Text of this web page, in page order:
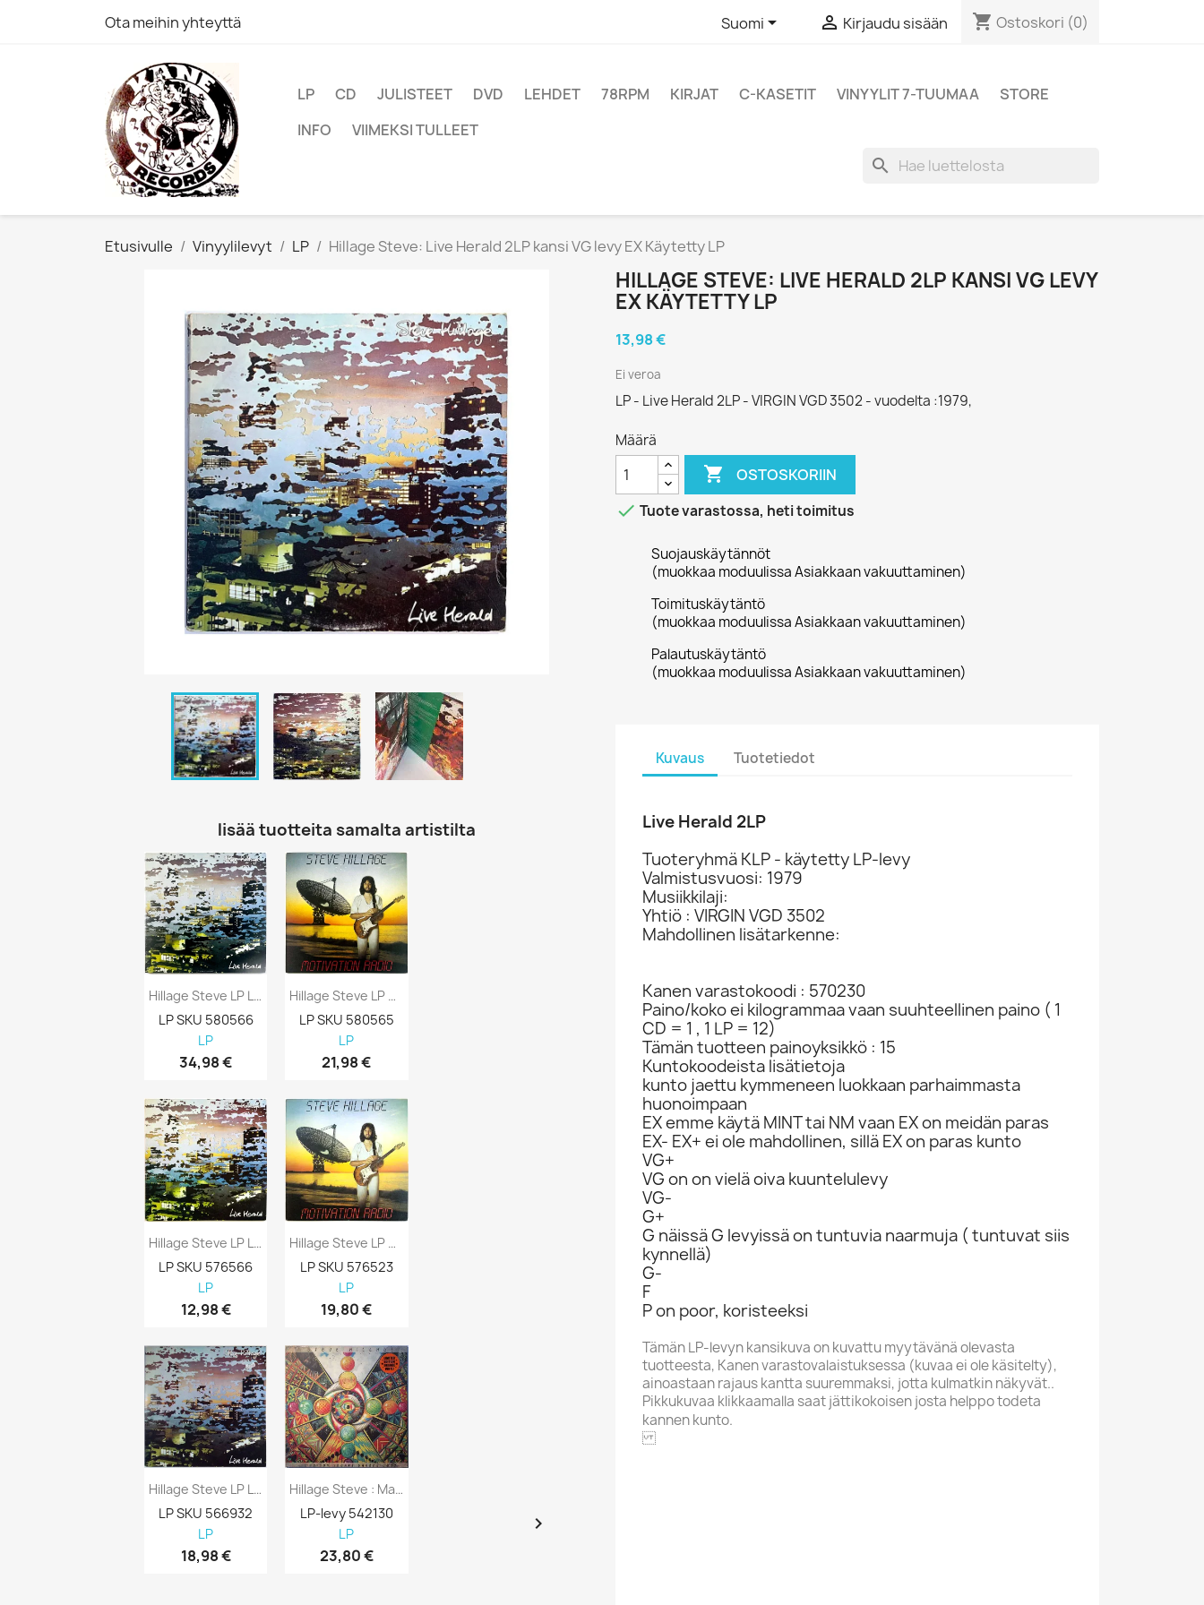
Ota meihin yhteyttä Suomi  Kirjaudu sisään shopping_cart Ostoskori (0)
LP CD JULISTEET DVD LEHDET 78RPM KIRJAT C-KASETIT VINYYLIT 7-TUUMAA
STORE
INFO
VIIMEKSI TULLEET
search
Etusivulle Vinyylilevyt LP Hillage Steve: Live Herald 2LP kansi VG levy EX Käytetty LP
lisää tuotteita samalta artistilta
Hillage Steve LP Live Herald 2LP Kansi EX...
LP SKU 580566
LP
34,98 €
Hillage Steve LP Live Herald 2LP Kansi EX...
LP SKU 576566
LP
12,98 €
Hillage Steve LP Live Herald 2LP Kansi EX...
LP SKU 566932
LP
18,98 €
Hillage Steve LP Motivation Radio Kansi...
LP SKU 580565
LP
21,98 €
Hillage Steve LP Motivation Radio Kansi...
LP SKU 576523
LP
19,80 €
Hillage Steve : Madison Square Garden 1977...
LP-levy 542130
LP
23,80 €
 
HILLAGE STEVE: LIVE HERALD 2LP KANSI VG LEVY
EX KÄYTETTY LP
13,98 €
Ei veroa
LP - Live Herald 2LP - VIRGIN VGD 3502 - vuodelta :1979,
Määrä
 OSTOSKORIIN
 Tuote varastossa, heti toimitus
Suojauskäytännöt
(muokkaa moduulissa Asiakkaan vakuuttaminen)
Toimituskäytäntö
(muokkaa moduulissa Asiakkaan vakuuttaminen)
Palautuskäytäntö
(muokkaa moduulissa Asiakkaan vakuuttaminen)
Kuvaus Tuotetiedot
Live Herald 2LP
Tuoteryhmä KLP - käytetty LP-levy
Valmistusvuosi: 1979
Musiikkilaji:
Yhtiö : VIRGIN VGD 3502
Mahdollinen lisätarkenne:
Kanen varastokoodi : 570230
Paino/koko ei kilogrammaa vaan suuhteellinen paino ( 1
CD = 1 , 1 LP = 12)
Tämän tuotteen painoyksikkö : 15
Kuntokoodeista lisätietoja
kunto jaettu kymmeneen luokkaan parhaimmasta
huonoimpaan
EX emme käytä MINT tai NM vaan EX on meidän paras
EX- EX+ ei ole mahdollinen, sillä EX on paras kunto
VG+
VG on on vielä oiva kuuntelulevy
VG-
G+
G näissä G levyissä on tuntuvia naarmuja ( tuntuvat siis
kynnellä)
G-
F
P on poor, koristeeksi
Tämän LP-levyn kansikuva on kuvattu myytävänä olevasta
tuotteesta, Kanen varastovalaistuksessa (kuvaa ei ole käsitelty),
ainoastaan rajaus kantta suuremmaksi, jotta kulmatkin näkyvät..
Pikkukuvaa klikkaamalla saat jättikokoisen josta helppo todeta
kannen kunto.